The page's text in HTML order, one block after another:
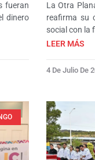
fueran
dinero
La Otra
reafirma su
social con la
LEER MÁS
4 De Julio De